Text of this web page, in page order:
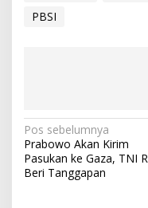
PBSI
N
a
v
Pos sebelumnya
Prabowo Akan Kirim
Pasukan ke Gaza, TNI
Beri Tanggapan